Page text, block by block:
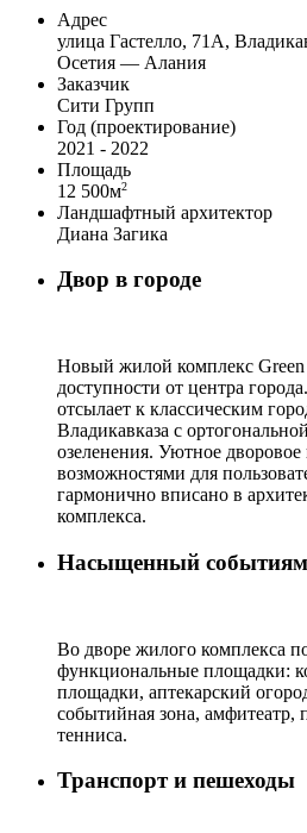
Адрес
улица Гастелло, 71А,
Осетия — Алания
Заказчик
Сити Групп
Год (проектирование)
2021 - 2022
Площадь
12 500м2
Ландшафтный архитектор
Диана Загика
Двор в городе
Новый жилой комплекс
доступности от центра
отсылает к классическим
Владикавказа c
озеленения. Уютное
возможностями для
гармонично вписано в
комплекса.
Насыщенный
Во дворе жилого комплекса
функциональные площадки:
площадки, аптекарский
событийная зона, амфитеатр,
тенниса.
Транспорт и пешеходы